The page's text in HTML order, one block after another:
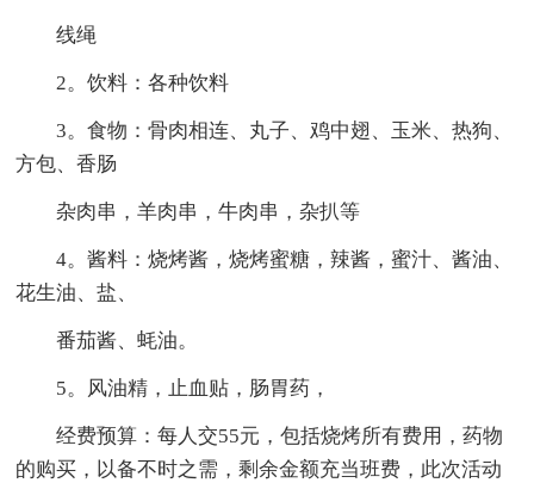
线绳
2。饮料：各种饮料
3。食物：骨肉相连、丸子、鸡中翅、玉米、热狗、
方包、香肠
杂肉串，羊肉串，牛肉串，杂扒等
4。酱料：烧烤酱，烧烤蜜糖，辣酱，蜜汁、酱油、
花生油、盐、
番茄酱、蚝油。
5。风油精，止血贴，肠胃药，
经费预算：每人交55元，包括烧烤所有费用，药物
的购买，以备不时之需，剩余金额充当班费，此次活动